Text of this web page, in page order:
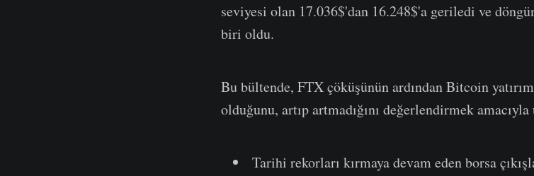
seviyesi olan 17.036$'dan 16.248$'a geriledi ve
biri oldu.
Bu bültende, FTX çöküşünün ardından Bitcoin
olduğunu, artıp artmadığını değerlendirmek
Tarihi rekorları kırmaya devam eden borsa